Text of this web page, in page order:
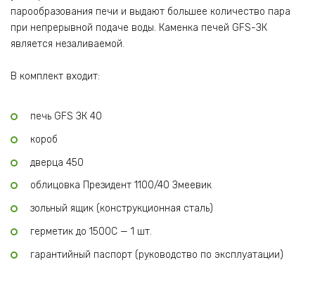
парообразования печи и выдают большее количество пара
при непрерывной подаче воды. Каменка печей GFS-ЗК
является незаливаемой.
В комплект входит:
печь GFS ЗК 40
короб
дверца 450
облицовка Президент 1100/40 Змеевик
зольный ящик (конструкционная сталь)
герметик до 1500С — 1 шт.
гарантийный паспорт (руководство по эксплуатации)